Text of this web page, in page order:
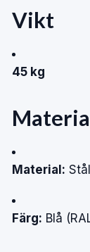
Vikt
45 kg
Material: Stål
Färg: Blå